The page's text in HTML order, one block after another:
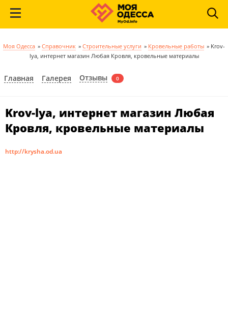
Моя Одесса » Справочник » Строительные услуги » Кровельные работы » Krov-
lya, интернет магазин Любая Кровля, кровельные материалы
Главная Галерея Отзывы 0
Krov-lya, интернет магазин Любая
Кровля, кровельные материалы
http://krysha.od.ua